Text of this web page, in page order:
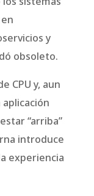
y
obsoleto.
CPU y, aun
“arriba”
introduce
experiencia